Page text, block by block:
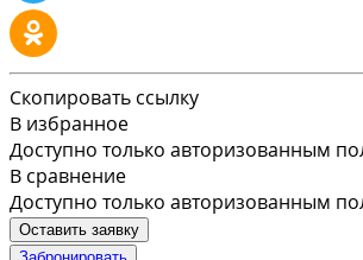
Скопировать ссылку
В избранное
Доступно только авторизованным
В сравнение
Доступно только авторизованным
Оставить заявку